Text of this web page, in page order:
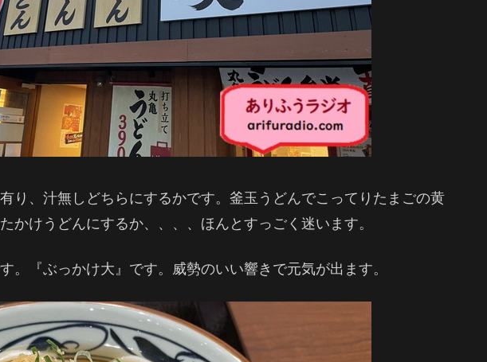
り、汁無しどちらにするかです。釜玉うどんでこってりたまごの黄
かけうどんにするか、、、、ほんとすっごく迷います。
。『ぶっかけ大』です。威勢のいい響きで元気が出ます。